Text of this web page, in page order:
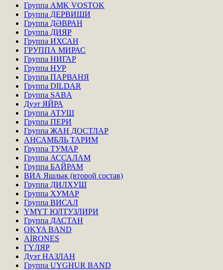
Группа AMK VOSTOK
Группа ДЕРВИШИ
Группа ДӘВРАН
Группа ДИЯР
Группа ИХСАН
ГРУППА МИРАС
Группа НИГАР
Группа НУР
Группа ПАРВАНЯ
Группа DILDAR
Группа SABA
Дуэт ЯЙРА
Группа АТУШ
Группа ПЕРИ
Группа ЖАН ДОСТЛАР
АНСАМБЛЬ ТАРИМ
Группа ТУМАР
Группа АССАЛАМ
Группа БАЙРАМ
ВИА Яшлык (второй состав)
Группа ДИЛХУШ
Группа ХУМАР
Группа ВИСАЛ
ҮМҮТ ЮЛТУЗЛИРИ
Группа ДАСТАН
OKYA BAND
AİRONES
ГҮЛЯР
Дуэт НАЗЛАН
Группа UYGHUR BAND